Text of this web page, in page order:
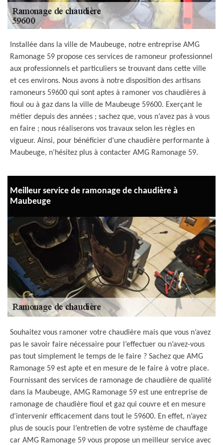
Installée dans la ville de Maubeuge, notre entreprise AMG
Ramonage 59 propose ces services de ramoneur professionnel
aux professionnels et particuliers se trouvant dans cette ville
et ces environs. Nous avons à notre disposition des artisans
ramoneurs 59600 qui sont aptes à ramoner vos chaudières à
fioul ou à gaz dans la ville de Maubeuge 59600. Exerçant le
métier depuis des années ; sachez que, vous n’avez pas à vous
en faire ; nous réaliserons vos travaux selon les règles en
vigueur. Ainsi, pour bénéficier d’une chaudière performante à
Maubeuge, n’hésitez plus à contacter AMG Ramonage 59.
Meilleur service de ramonage de chaudière à
Maubeuge
Souhaitez vous ramoner votre chaudière mais que vous n’avez
pas le savoir faire nécessaire pour l’effectuer ou n’avez-vous
pas tout simplement le temps de le faire ? Sachez que AMG
Ramonage 59 est apte et en mesure de le faire à votre place.
Fournissant des services de ramonage de chaudière de qualité
dans la Maubeuge, AMG Ramonage 59 est une entreprise de
ramonage de chaudière fioul et gaz qui couvre et en mesure
d’intervenir efficacement dans tout le 59600. En effet, n’ayez
plus de soucis pour l’entretien de votre système de chauffage
car AMG Ramonage 59 vous propose un meilleur service avec